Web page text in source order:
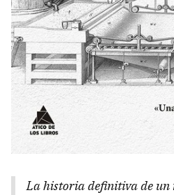
La historia definitiva de